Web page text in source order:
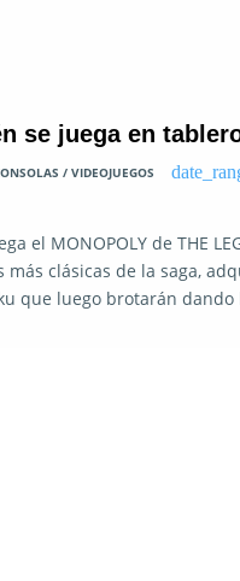
se juega en
/ VIDEOJUEGOS
el MONOPOLY de THE
clásicas de la saga,
que luego brotarán